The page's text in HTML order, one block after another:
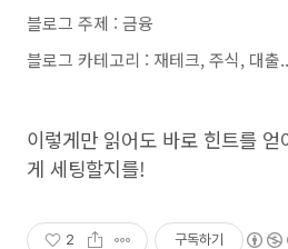
블로그 주제 : 금융
블로그 카테고리 : 재테크, 주식, 대출
이렇게만 읽어도 바로 힌트를
게 세팅할지를!
2 구독하기